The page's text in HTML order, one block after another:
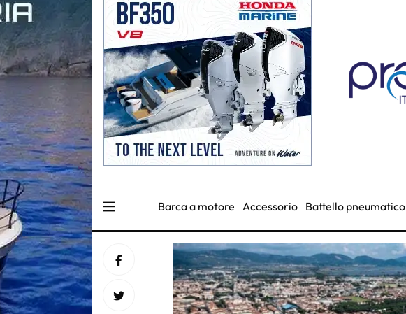
Barca a motore Accessorio Battello pneumatico